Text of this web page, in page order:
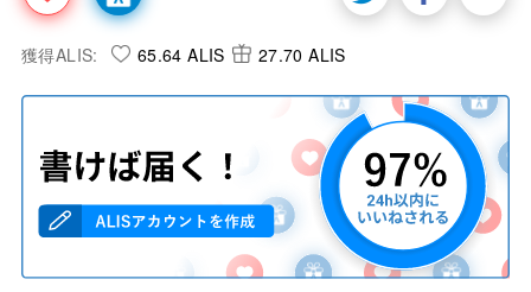
獲得ALIS: 65.64 ALIS 27.70 ALIS